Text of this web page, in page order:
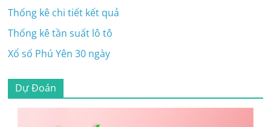
Thống kê chi tiết kết quả
Thống kê tần suất lô tô
Xổ số Phú Yên 30 ngày
Dự Đoán